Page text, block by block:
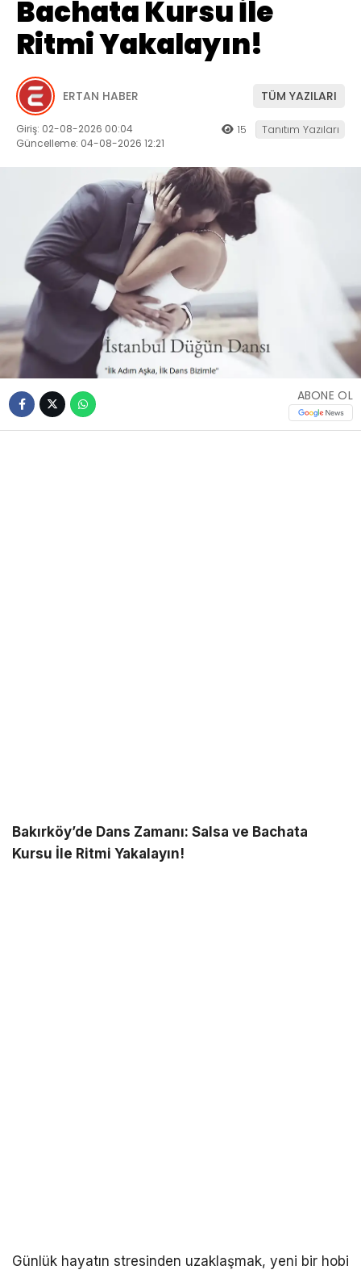
Bachata Kursu İle
Ritmi Yakalayın!
ERTAN HABER TÜM YAZILARI
Giriş: 02-08-2026 00:04
Güncelleme: 04-08-2026 12:21
15 Tanıtım Yazıları
ABONE OL
Bakırköy’de Dans Zamanı: Salsa ve Bachata
Kursu İle Ritmi Yakalayın!
Günlük hayatın stresinden uzaklaşmak, yeni bir hobi